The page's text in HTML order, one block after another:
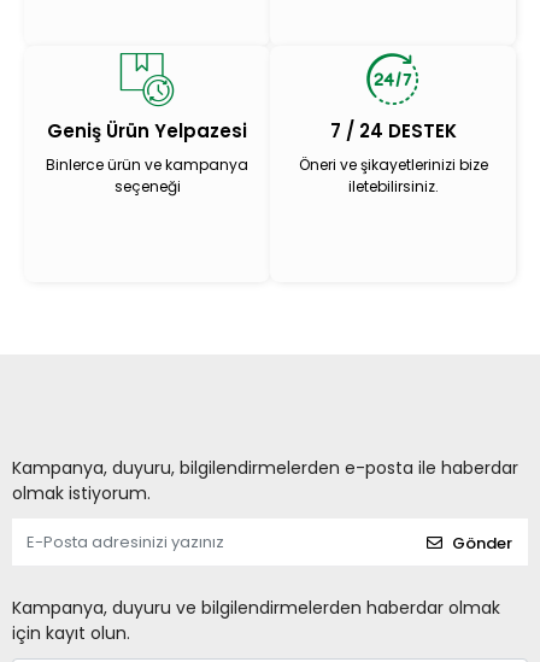
Geniş Ürün Yelpazesi
Binlerce ürün ve kampanya
seçeneği
7 / 24 DESTEK
Öneri ve şikayetlerinizi bize
iletebilirsiniz.
Kampanya, duyuru, bilgilendirmelerden e-posta ile haberdar
olmak istiyorum.
Gönder
Kampanya, duyuru ve bilgilendirmelerden haberdar olmak
için kayıt olun.